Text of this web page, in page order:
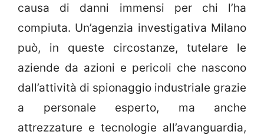
causa di danni immensi per chi l’ha
compiuta. Un’agenzia investigativa Milano
può, in queste circostanze, tutelare le
aziende da azioni e pericoli che nascono
dall’attività di spionaggio industriale grazie
a personale esperto, ma anche
attrezzature e tecnologie all’avanguardia,